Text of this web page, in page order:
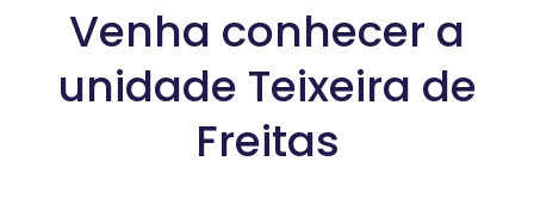
Venha conhecer a
unidade Teixeira de
Freitas